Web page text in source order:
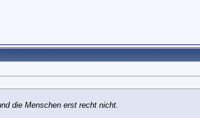
die Menschen erst recht nicht.